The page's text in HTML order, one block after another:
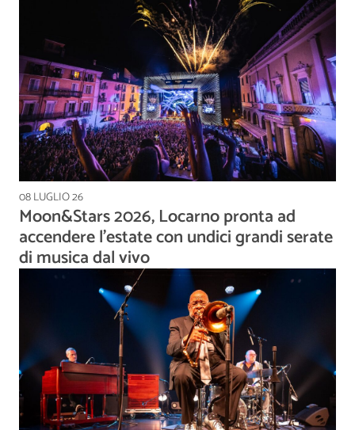
08 LUGLIO 26
Moon&Stars 2026, Locarno pronta ad
accendere l’estate con undici grandi serate
di musica dal vivo